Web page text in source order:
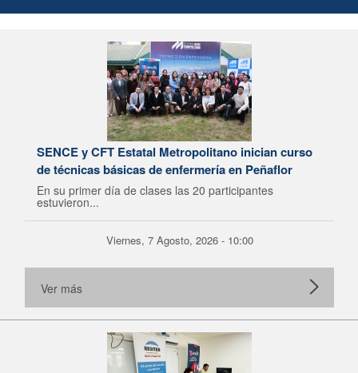
SENCE y CFT Estatal Metropolitano inician curso
de técnicas básicas de enfermería en Peñaflor
En su primer día de clases las 20 participantes
estuvieron...
Viernes, 7 Agosto, 2026 - 10:00
Ver más